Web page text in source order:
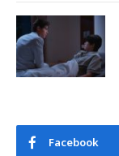
Facebook